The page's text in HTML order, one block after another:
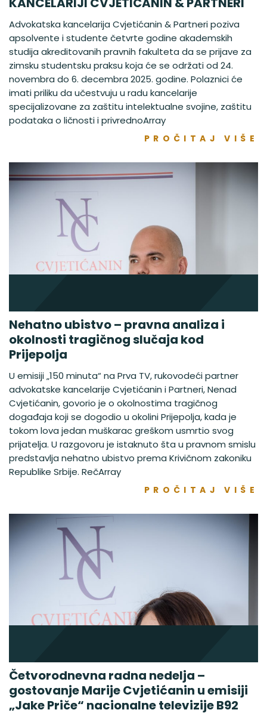
Advokatska kancelarija Cvjetićanin & Partneri poziva
apsolvente i studente četvrte godine akademskih
studija akreditovanih pravnih fakulteta da se prijave za
zimsku studentsku praksu koja će se održati od 24.
novembra do 6. decembra 2025. godine. Polaznici će
imati priliku da učestvuju u radu kancelarije
specijalizovane za zaštitu intelektualne svojine, zaštitu
podataka o ličnosti i privrednoArray
PROČITAJ VIŠE
Nehatno ubistvo – pravna analiza i
okolnosti tragičnog slučaja kod
Prijepolja
U emisiji „150 minuta“ na Prva TV, rukovodeći partner
advokatske kancelarije Cvjetićanin i Partneri, Nenad
Cvjetićanin, govorio je o okolnostima tragičnog
događaja koji se dogodio u okolini Prijepolja, kada je
tokom lova jedan muškarac greškom usmrtio svog
prijatelja. U razgovoru je istaknuto šta u pravnom smislu
predstavlja nehatno ubistvo prema Krivičnom zakoniku
Republike Srbije. RečArray
PROČITAJ VIŠE
Četvorodnevna radna nedelja –
gostovanje Marije Cvjetićanin u emisiji
„Jake Priče“ nacionalne televizije B92